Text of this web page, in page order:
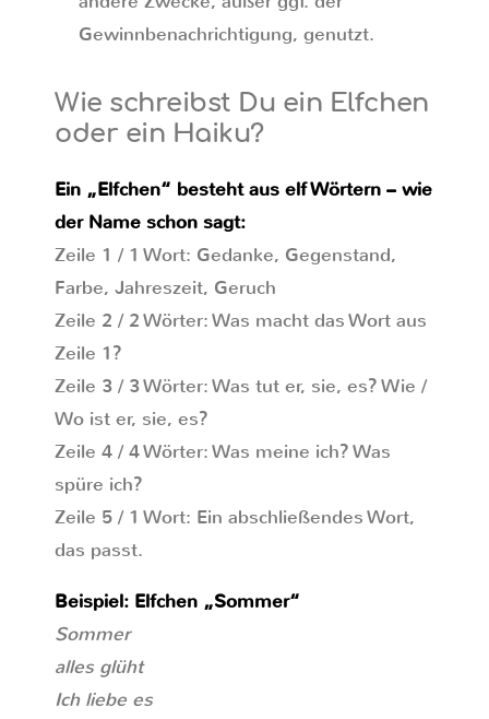
Gewinnbenachrichtigung, genutzt.
Wie schreibst Du ein Elfchen
oder ein Haiku?
Ein „Elfchen“ besteht aus elf Wörtern – wie
der Name schon sagt:
Zeile 1 / 1 Wort: Gedanke, Gegenstand,
Farbe, Jahreszeit, Geruch
Zeile 2 / 2 Wörter: Was macht das Wort aus
Zeile 1?
Zeile 3 / 3 Wörter: Was tut er, sie, es? Wie /
Wo ist er, sie, es?
Zeile 4 / 4 Wörter: Was meine ich? Was
spüre ich?
Zeile 5 / 1 Wort: Ein abschließendes Wort,
das passt.
Beispiel: Elfchen „Sommer“
Sommer
alles glüht
Ich liebe es